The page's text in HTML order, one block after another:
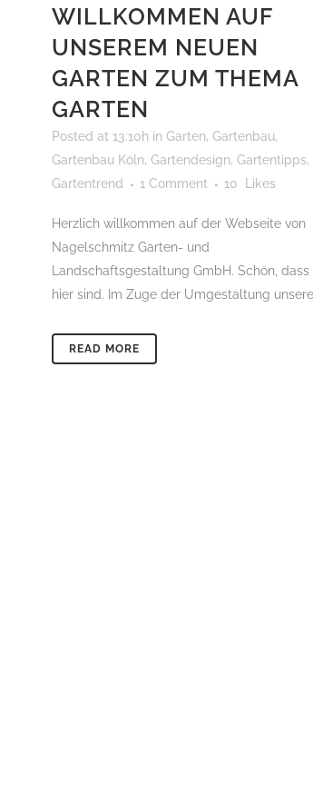
WILLKOMMEN AUF
UNSEREM NEUEN
GARTEN ZUM THEMA
GARTEN
Posted at 13:10h in Garten, Gartenbau,
Gartenbau Köln, Gartendesign, Gartentipps,
Gartentrend
1 Comment 10 Likes
Herzlich willkommen auf der Webseite von
Nagelschmitz Garten- und
Landschaftsgestaltung GmbH. Schön, dass
hier sind. Im Zuge der Umgestaltung
READ MORE
SERVICE